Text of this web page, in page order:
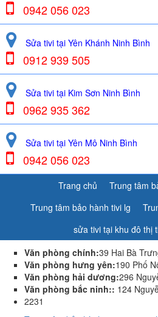
0942 056 023
Sửa tivi tại Yên Khánh Ninh Bình
0912 939 505
Sửa tivi tại Kim Sơn Ninh Bình
0962 935 362
Sửa tivi tại Yên Mô Ninh Bình
0942 056 023
Trang chủ
Trung tâm
Trung tâm bảo hành tivi lg
sửa tivi tại khu đô thị
Văn phòng chính:39 Hai Bà
Văn phòng hưng yên:190 Phố
Văn phòng hải dương:296
Văn phòng bắc ninh:: 124
2231